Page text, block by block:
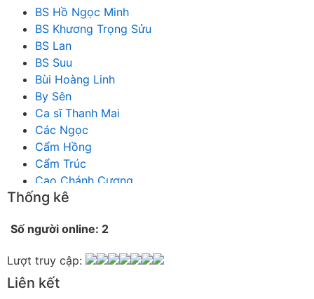
BS Hồ Ngọc Minh
BS Khương Trọng Sửu
BS Lan
BS Suu
Bùi Hoàng Linh
By Sên
Ca sĩ Thanh Mai
Các Ngọc
Cẩm Hồng
Cẩm Trúc
Cao Chánh Cương
Cao Nhật Quyên
Chích Chị
Chu Trầm Nguyên Minh
Cò Bằng
Thống kê
Số người online: 2
Lượt truy cập:
Liên kết